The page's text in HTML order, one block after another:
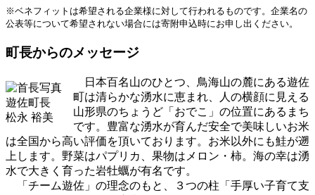
※ベネフィットは希望される企業様に対して行われるものです。企業名の
公表等について希望されない場合には寄附申込時にお申し出ください。
町長からのメッセージ
遊佐町長
松永 裕美
日本百名山のひとつ、鳥海山の麓にある遊佐
町は清らかな湧水に恵まれ、人の横顔に見える
山形県のちょうど「おでこ」の位置にあるまち
です。豊富な湧水が育んだ安全で美味しいお米
は全国から高い評価を頂いております。お米以外にも鮭が遡
上します。野菜はパプリカ、果物はメロン・柿。海の幸は湧
水で大きく育った岩牡蠣が有名です。
「チーム遊佐」の理念のもと、３つの柱「手厚い子育て支